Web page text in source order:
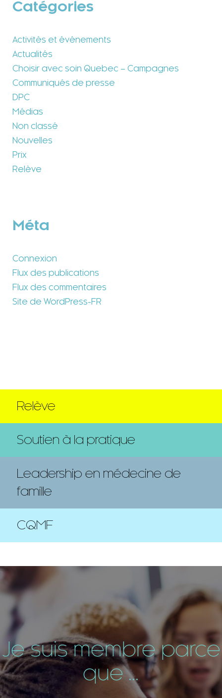
Catégories
Activités et événements
Actualités
Choisir avec soin Quebec – Campagnes
Communiqués de presse
DPC
Médias
Non classé
Nouvelles
Prix
Relève
Méta
Connexion
Flux des publications
Flux des commentaires
Site de WordPress-FR
Relève
Soutien à la pratique
Leadership en médecine de
famille
CQMF
Je suis membre parce
que ...